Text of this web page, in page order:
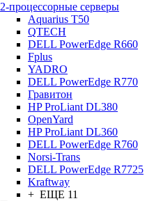
2-процессорные серверы
Aquarius T50
QTECH
DELL PowerEdge R660
Fplus
YADRO
DELL PowerEdge R770
Гравитон
HP ProLiant DL380
OpenYard
HP ProLiant DL360
DELL PowerEdge R760
Norsi-Trans
DELL PowerEdge R7725
Kraftway
+ ЕЩЕ 11